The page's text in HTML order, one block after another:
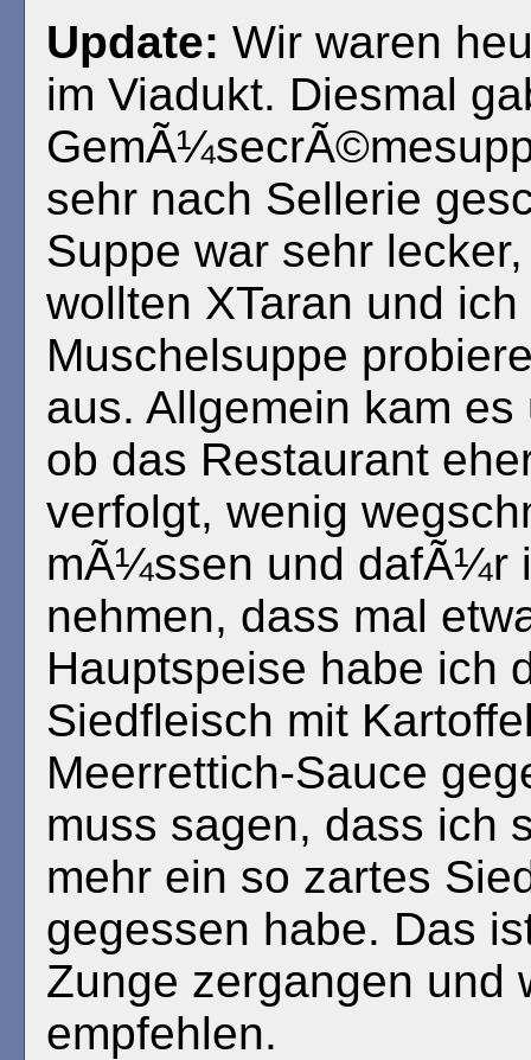
Update: Wir waren
im Viadukt. Diesmal
sehr nach Sellerie
Suppe war sehr
wollten XTaran und
Muschelsuppe
aus. Allgemein kam
ob das Restaurant
verfolgt, wenig
mÃ¼ssen und dafÃ¼r
nehmen, dass mal
Hauptspeise habe ich
Siedfleisch mit
Meerrettich-Sauce
muss sagen, dass ich
mehr ein so zartes
gegessen habe. Das
Zunge zergangen und
empfehlen.